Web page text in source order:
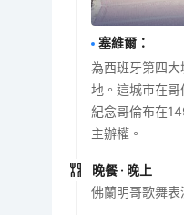
塞維爾 ：
為西班牙第四
地。這城市在
紀念哥倫布在
主辦權。
晚餐 · 晚上
佛蘭明哥歌舞